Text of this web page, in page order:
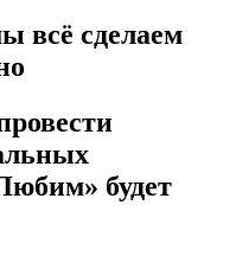
всё сделаем
будет